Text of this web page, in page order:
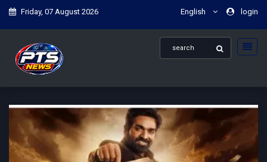
Friday, 07 August 2026 English login